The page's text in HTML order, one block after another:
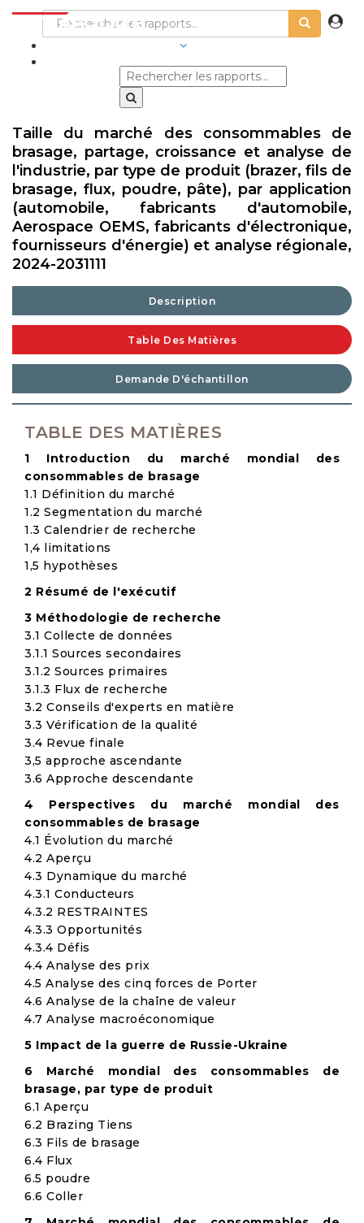
Taille du marché des consommables de
brasage, partage, croissance et analyse de
l'industrie, par type de produit (brazer, fils de
brasage, flux, poudre, pâte), par application
(automobile, fabricants d'automobile,
Aerospace OEMS, fabricants d'électronique,
fournisseurs d'énergie) et analyse régionale,
2024-2031111
Description
Table Des Matières
Demande D'échantillon
TABLE DES MATIÈRES
1 Introduction du marché mondial des
consommables de brasage
1.1 Définition du marché
1.2 Segmentation du marché
1.3 Calendrier de recherche
1,4 limitations
1,5 hypothèses
2 Résumé de l'exécutif
3 Méthodologie de recherche
3.1 Collecte de données
3.1.1 Sources secondaires
3.1.2 Sources primaires
3.1.3 Flux de recherche
3.2 Conseils d'experts en matière
3.3 Vérification de la qualité
3.4 Revue finale
3,5 approche ascendante
3.6 Approche descendante
4 Perspectives du marché mondial des
consommables de brasage
4.1 Évolution du marché
4.2 Aperçu
4.3 Dynamique du marché
4.3.1 Conducteurs
4.3.2 RESTRAINTES
4.3.3 Opportunités
4.3.4 Défis
4.4 Analyse des prix
4.5 Analyse des cinq forces de Porter
4.6 Analyse de la chaîne de valeur
4.7 Analyse macroéconomique
5 Impact de la guerre de Russie-Ukraine
6 Marché mondial des consommables de
brasage, par type de produit
6.1 Aperçu
6.2 Brazing Tiens
6.3 Fils de brasage
6.4 Flux
6.5 poudre
6.6 Coller